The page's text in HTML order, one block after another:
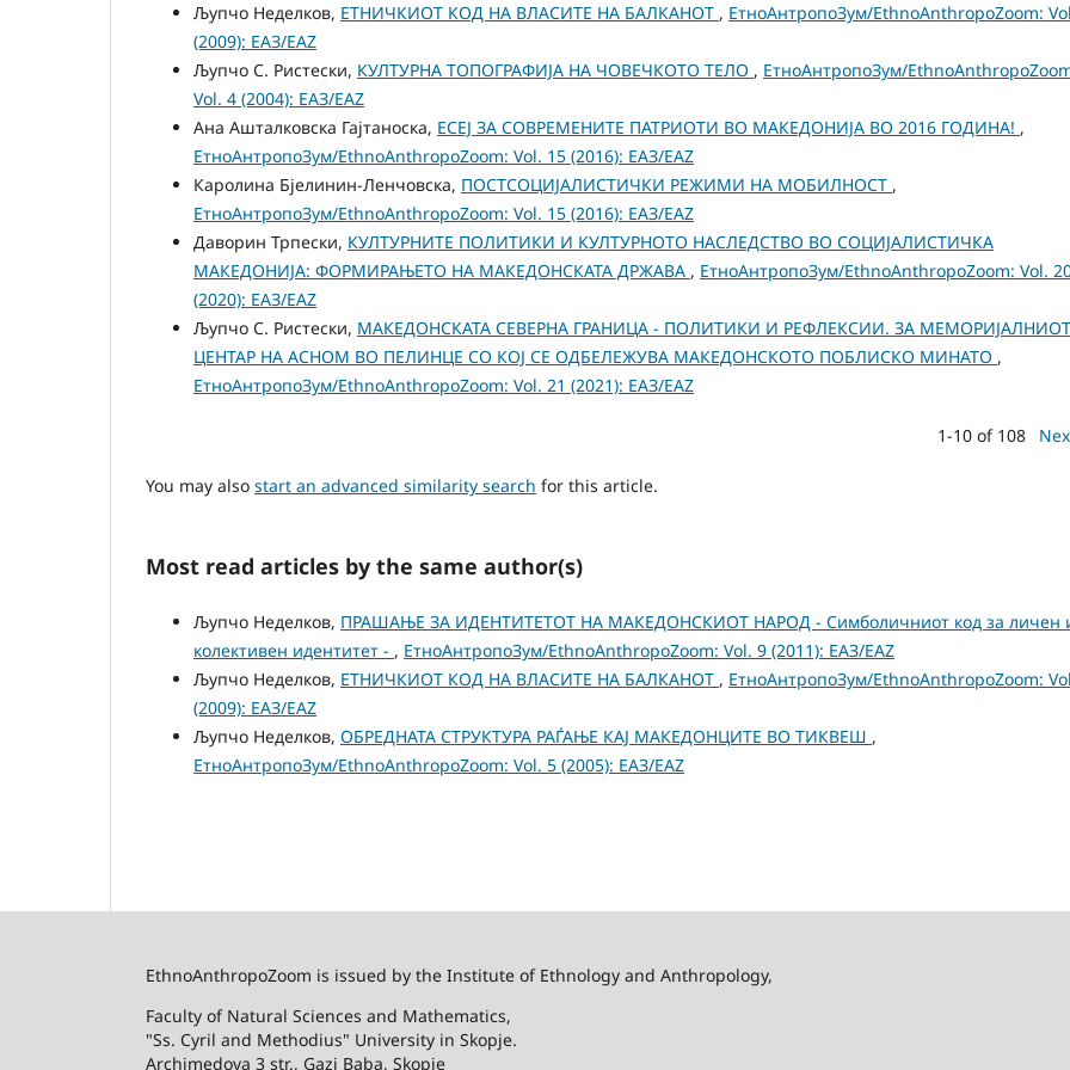
Љупчо Неделков, ЕТНИЧКИОТ КОД НА ВЛАСИТЕ НА БАЛКАНОТ , ЕтноАнтропоЗум/EthnoAnthropoZoom:
(2009): ЕАЗ/EAZ
Љупчо С. Ристески, КУЛТУРНА ТОПОГРАФИЈА НА ЧОВЕЧКОТО ТЕЛО , ЕтноАнтропоЗум/
Vol. 4 (2004): ЕАЗ/EAZ
Ана Ашталковска Гаjтаноска, ЕСЕЈ ЗА СОВРЕМЕНИТЕ ПАТРИОТИ ВО МАКЕДОНИЈА ВО 2016 ГОДИНА! ,
ЕтноАнтропоЗум/EthnoAnthropoZoom: Vol. 15 (2016): ЕАЗ/EAZ
Каролина Бјелинин-Ленчовска, ПОСТСОЦИЈАЛИСТИЧКИ РЕЖИМИ НА МОБИЛНОСТ ,
ЕтноАнтропоЗум/EthnoAnthropoZoom: Vol. 15 (2016): ЕАЗ/EAZ
Даворин Трпески, КУЛТУРНИТЕ ПОЛИТИКИ И КУЛТУРНОТО НАСЛЕДСТВО ВО СОЦИЈАЛИСТИЧКА
МАКЕДОНИЈА: ФОРМИРАЊЕТО НА МАКЕДОНСКАТА ДРЖАВА , ЕтноАнтропоЗум/EthnoAnthropoZoom: Vol.
(2020): ЕАЗ/EAZ
Љупчо С. Ристески, МAКЕДОНСКАТА СЕВЕРНА ГРАНИЦА - ПОЛИТИКИ И РЕФЛЕКСИИ. ЗА МЕМОРИЈАЛНИОТ
ЦЕНТАР НА АСНОМ ВО ПЕЛИНЦЕ СО КОЈ СЕ ОДБЕЛЕЖУВА МАКЕДОНСКОТО ПОБЛИСКО МИНАТО ,
ЕтноАнтропоЗум/EthnoAnthropoZoom: Vol. 21 (2021): ЕАЗ/EAZ
1-10 of 108
You may also start an advanced similarity search for this article.
Most read articles by the same author(s)
Љупчо Неделков, ПРАШАЊЕ ЗА ИДЕНТИТЕТОТ НА МАКЕДОНСКИОТ НАРОД - Симболичниот код за личен
колективен идентитет - , ЕтноАнтропоЗум/EthnoAnthropoZoom: Vol. 9 (2011): ЕАЗ/EAZ
Љупчо Неделков, ЕТНИЧКИОТ КОД НА ВЛАСИТЕ НА БАЛКАНОТ , ЕтноАнтропоЗум/EthnoAnthropoZoom:
(2009): ЕАЗ/EAZ
Љупчо Неделков, ОБРЕДНАТА СТРУКТУРА РАЃАЊЕ КАЈ МАКЕДОНЦИТЕ ВО ТИКВЕШ ,
ЕтноАнтропоЗум/EthnoAnthropoZoom: Vol. 5 (2005): ЕАЗ/EAZ
EthnoAnthropoZoom is issued by the Institute of Ethnology and Anthropology,
Faculty of Natural Sciences and Mathematics,
"Ss. Cyril and Methodius" University in Skopje.
Archimedova 3 str., Gazi Baba, Skopje